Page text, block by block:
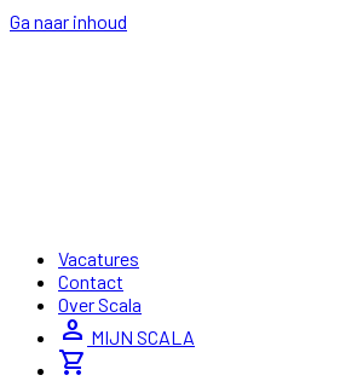
Ga naar inhoud
Vacatures
Contact
Over Scala
person MIJN SCALA
shopping_cart